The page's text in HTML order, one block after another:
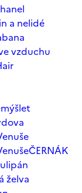
a nelidé
vzduchu
ČERNÁK
želva